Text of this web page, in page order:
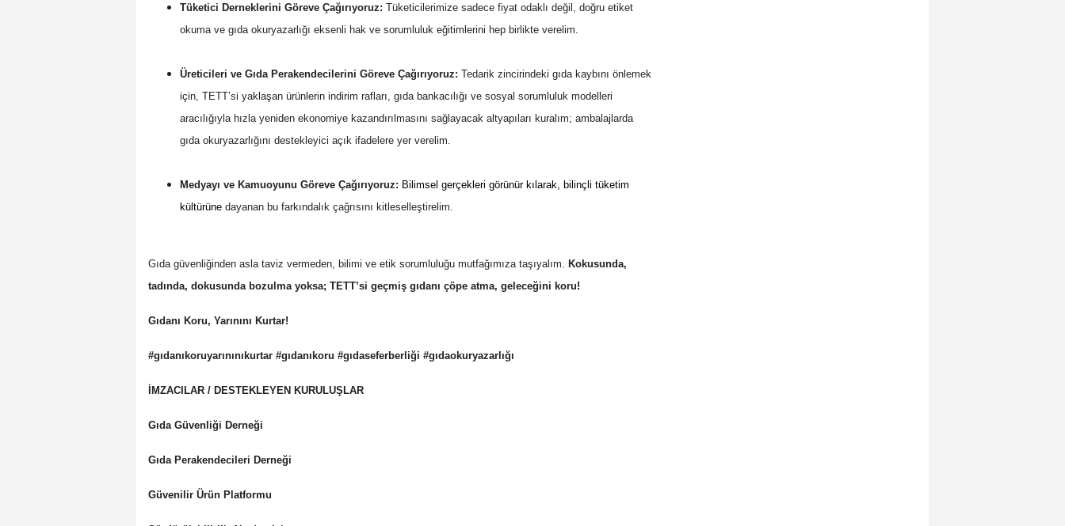
Tüketici Derneklerini Göreve Çağırıyoruz: Tüketicilerimize sadece fiyat odaklı değil, doğru etiket
okuma ve gıda okuryazarlığı eksenli hak ve sorumluluk eğitimlerini hep birlikte verelim.
Üreticileri ve Gıda Perakendecilerini Göreve Çağırıyoruz: Tedarik zincirindeki gıda kaybını önlemek
için, TETT’si yaklaşan ürünlerin indirim rafları, gıda bankacılığı ve sosyal sorumluluk modelleri
aracılığıyla hızla yeniden ekonomiye kazandırılmasını sağlayacak altyapıları kuralım; ambalajlarda
gıda okuryazarlığını destekleyici açık ifadelere yer verelim.
Medyayı ve Kamuoyunu Göreve Çağırıyoruz: Bilimsel gerçekleri görünür kılarak, bilinçli tüketim
kültürüne dayanan bu farkındalık çağrısını kitleselleştirelim.
Gıda güvenliğinden asla taviz vermeden, bilimi ve etik sorumluluğu mutfağımıza taşıyalım. Kokusunda,
tadında, dokusunda bozulma yoksa; TETT’si geçmiş gıdanı çöpe atma, geleceğini koru!
Gıdanı Koru, Yarınını Kurtar!
#gıdanıkoruyarınınıkurtar #gıdanıkoru #gıdaseferberliği #gıdaokuryazarlığı
İMZACILAR / DESTEKLEYEN KURULUŞLAR
Gıda Güvenliği Derneği
Gıda Perakendecileri Derneği
Güvenilir Ürün Platformu